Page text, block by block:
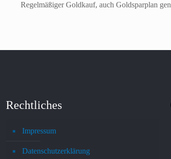
Regelmäßiger Goldkauf, auch Goldsparplan
Rechtliches
Impressum
Datenschutzerklärung